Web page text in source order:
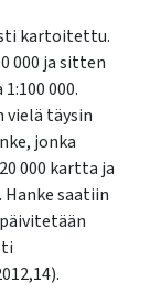
kartoitettu.
000 ja sitten
000.
vielä täysin
jonka
000 kartta ja
saatiin